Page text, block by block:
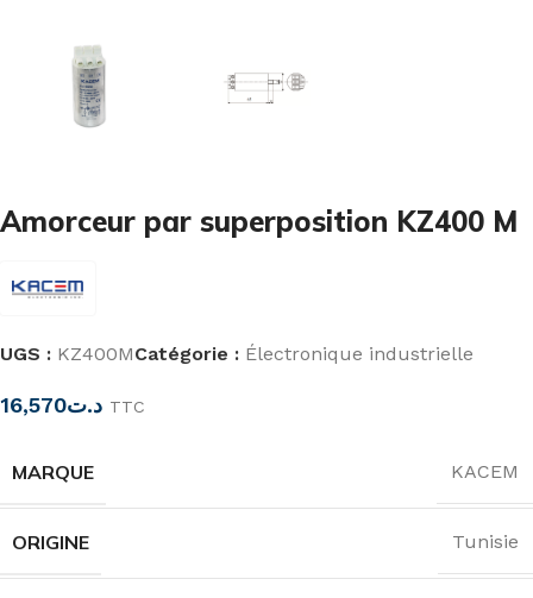
Amorceur par superposition KZ400 M
UGS : KZ400MCatégorie : Électronique industrielle
د.ت16,570 TTC
MARQUE KACEM
ORIGINE Tunisie